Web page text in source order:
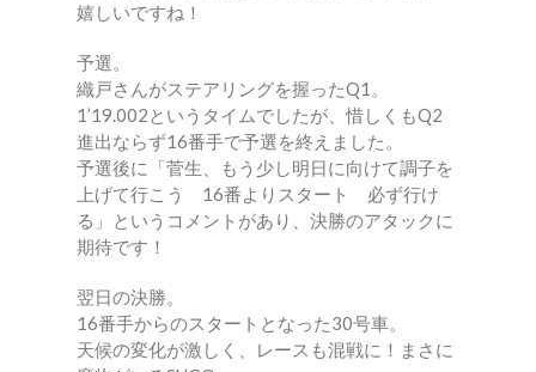
嬉しいですね！
予選。
織戸さんがステアリングを握ったQ1。
1’19.002というタイムでしたが、惜しくもQ2
進出ならず16番手で予選を終えました。
予選後に「菅生、もう少し明日に向けて調子を
上げて行こう 16番よりスタート 必ず行け
る」というコメントがあり、決勝のアタックに
期待です！
翌日の決勝。
16番手からのスタートとなった30号車。
天候の変化が激しく、レースも混戦に！まさに